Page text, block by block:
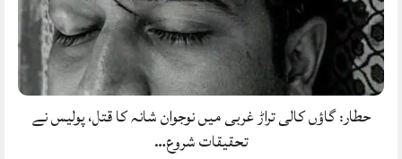
حطار: گاؤں کالی تراڑ غربی میں نوجوان شانہ کا قتل، پولیس نے
تحقیقات شروع…